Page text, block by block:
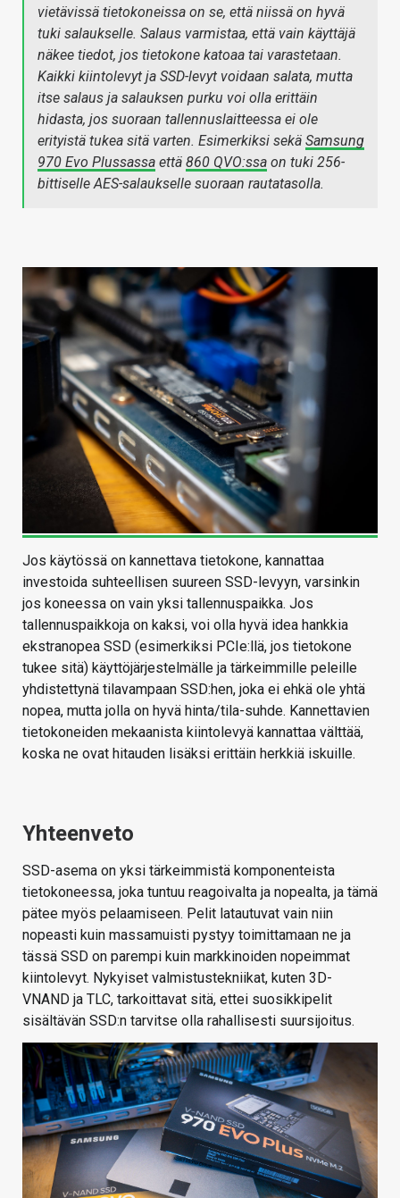
vietävissä tietokoneissa on se, että niissä on hyvä
tuki salaukselle. Salaus varmistaa, että vain käyttäjä
näkee tiedot, jos tietokone katoaa tai varastetaan.
Kaikki kiintolevyt ja SSD-levyt voidaan salata, mutta
itse salaus ja salauksen purku voi olla erittäin
hidasta, jos suoraan tallennuslaitteessa ei ole
erityistä tukea sitä varten. Esimerkiksi sekä Samsung
970 Evo Plussassa että 860 QVO:ssa on tuki 256-
bittiselle AES-salaukselle suoraan rautatasolla.
Jos käytössä on kannettava tietokone, kannattaa
investoida suhteellisen suureen SSD-levyyn, varsinkin
jos koneessa on vain yksi tallennuspaikka. Jos
tallennuspaikkoja on kaksi, voi olla hyvä idea hankkia
ekstranopea SSD (esimerkiksi PCIe:llä, jos tietokone
tukee sitä) käyttöjärjestelmälle ja tärkeimmille peleille
yhdistettynä tilavampaan SSD:hen, joka ei ehkä ole yhtä
nopea, mutta jolla on hyvä hinta/tila-suhde. Kannettavien
tietokoneiden mekaanista kiintolevyä kannattaa välttää,
koska ne ovat hitauden lisäksi erittäin herkkiä iskuille.
Yhteenveto
SSD-asema on yksi tärkeimmistä komponenteista
tietokoneessa, joka tuntuu reagoivalta ja nopealta, ja tämä
pätee myös pelaamiseen. Pelit latautuvat vain niin
nopeasti kuin massamuisti pystyy toimittamaan ne ja
tässä SSD on parempi kuin markkinoiden nopeimmat
kiintolevyt. Nykyiset valmistustekniikat, kuten 3D-
VNAND ja TLC, tarkoittavat sitä, ettei suosikkipelit
sisältävän SSD:n tarvitse olla rahallisesti suursijoitus.